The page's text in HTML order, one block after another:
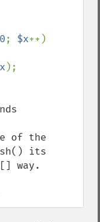
; $x++)
);
of the
its
way.